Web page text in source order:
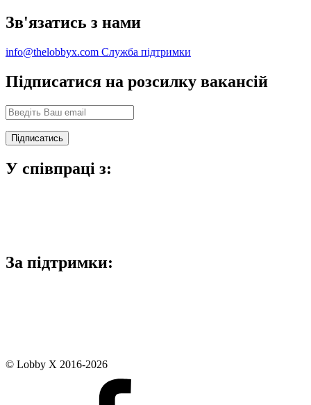
Зв'язатись з нами
info@thelobbyx.com Служба підтримки
Підписатися на розсилку вакансій
У співпраці з:
За підтримки:
© Lobby X 2016-2026